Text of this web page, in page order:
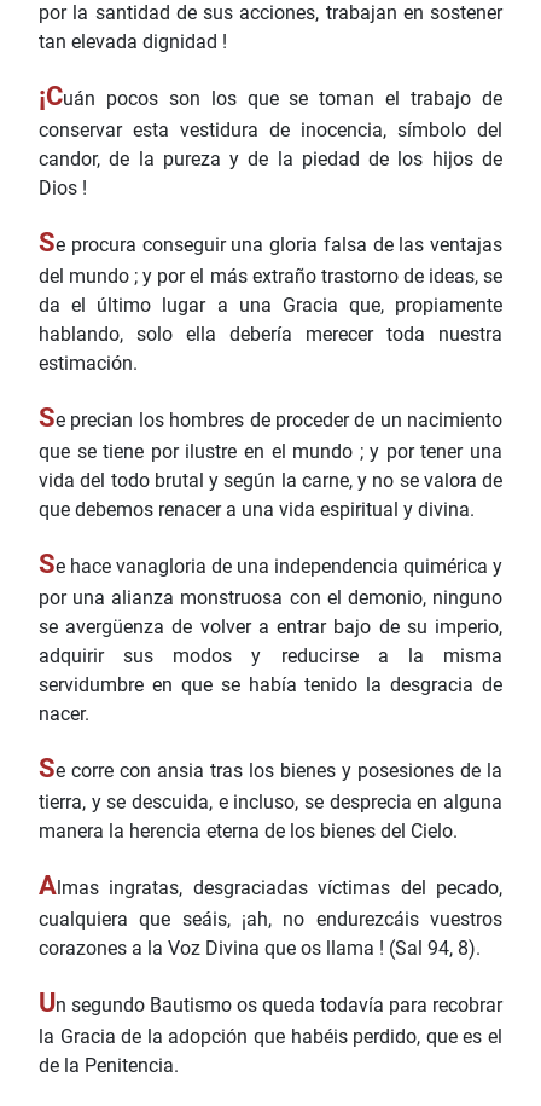
por la santidad de sus acciones, trabajan en sostener
tan elevada dignidad !
¡Cuán pocos son los que se toman el trabajo de
conservar esta vestidura de inocencia, símbolo del
candor, de la pureza y de la piedad de los hijos de
Dios !
Se procura conseguir una gloria falsa de las ventajas
del mundo ; y por el más extraño trastorno de ideas, se
da el último lugar a una Gracia que, propiamente
hablando, solo ella debería merecer toda nuestra
estimación.
Se precian los hombres de proceder de un nacimiento
que se tiene por ilustre en el mundo ; y por tener una
vida del todo brutal y según la carne, y no se valora de
que debemos renacer a una vida espiritual y divina.
Se hace vanagloria de una independencia quimérica y
por una alianza monstruosa con el demonio, ninguno
se avergüenza de volver a entrar bajo de su imperio,
adquirir sus modos y reducirse a la misma
servidumbre en que se había tenido la desgracia de
nacer.
Se corre con ansia tras los bienes y posesiones de la
tierra, y se descuida, e incluso, se desprecia en alguna
manera la herencia eterna de los bienes del Cielo.
Almas ingratas, desgraciadas víctimas del pecado,
cualquiera que seáis, ¡ah, no endurezcáis vuestros
corazones a la Voz Divina que os llama ! (Sal 94, 8).
Un segundo Bautismo os queda todavía para recobrar
la Gracia de la adopción que habéis perdido, que es el
de la Penitencia.